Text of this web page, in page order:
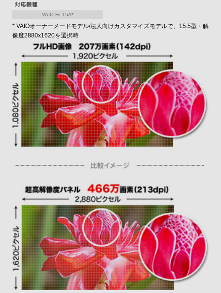
VAIO Fit 15A*
* VAIOオーナーメードモデル/法人向けカスタマイズモデルで、15.5型・解
像度2880x1620を選択時